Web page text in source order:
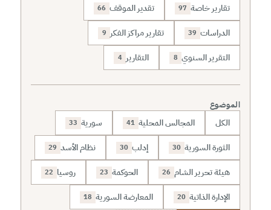
تقارير خاصة 97 تقدير الموقف 66
الدراسات 39 تقارير مراكز الفكر 9
التقرير السنوي 8 التقارير 4
الموضوع
الكل المجالس المحلية 41 سورية 33
الثورة السورية 30 إدلب 30 نظام الأسد 29
هيئة تحرير الشام 26 الحوكمة 23 روسيا 22
الإدارة الذاتية 20 المعارضة السورية 18